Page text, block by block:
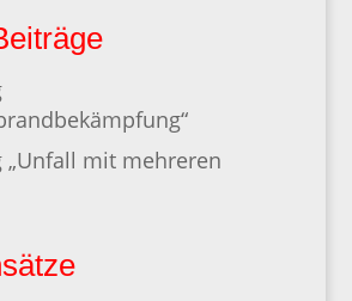
„Unfall mit mehreren